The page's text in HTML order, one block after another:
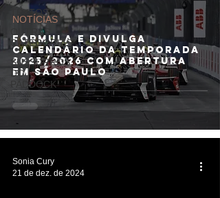
TEXTOS
OUTRAS
CATEGORIAS
SUSSURROS
DO
PADDOCK
Fórmula E divulga
calendário da temporada
2025/2026 com abertura
em São Paulo
NOTÍCIAS
Sonia Cury
21 de dez. de 2024